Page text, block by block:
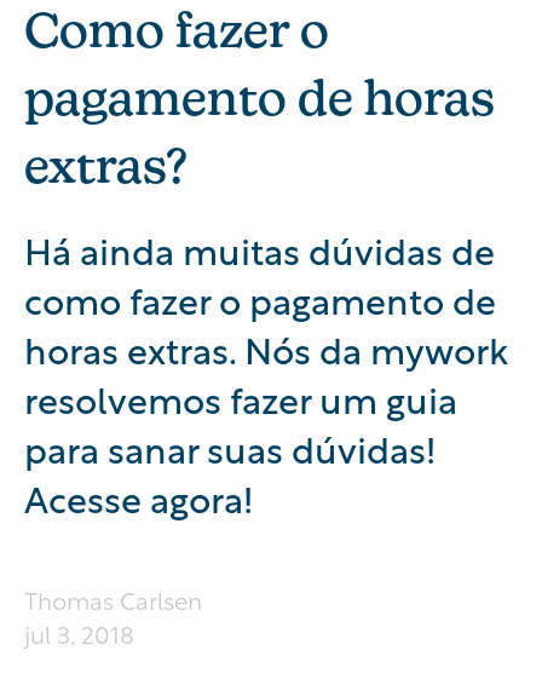
Como fazer o
pagamento de horas
extras?
Há ainda muitas dúvidas de
como fazer o pagamento de
horas extras. Nós da mywork
resolvemos fazer um guia
para sanar suas dúvidas!
Acesse agora!
Thomas Carlsen
jul 3, 2018